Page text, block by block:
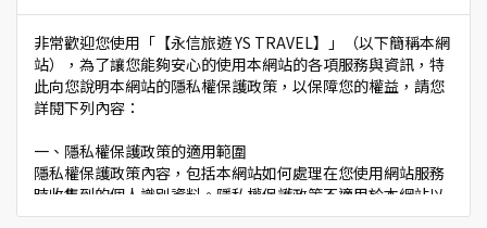
非常歡迎您使用「【永信旅遊 YS TRAVEL】」（以下簡稱本網
站），為了讓您能夠安心的使用本網站的各項服務與資訊，特
此向您說明本網站的隱私權保護政策，以保障您的權益，請您
詳閱下列內容：
一、隱私權保護政策的適用範圍
隱私權保護政策內容，包括本網站如何處理在您使用網站服務
時收集到的個人識別資料。隱私權保護政策不適用於本網站以
外的相關連結網站，也不適用於非本網站所委託或參與管理的